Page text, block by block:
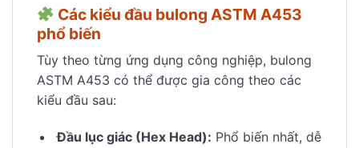
Các kiểu đầu bulong ASTM A453
phổ biến
Tùy theo từng ứng dụng công nghiệp, bulong
ASTM A453 có thể được gia công theo các
kiểu đầu sau:
Đầu lục giác (Hex Head): Phổ biến nhất, dễ